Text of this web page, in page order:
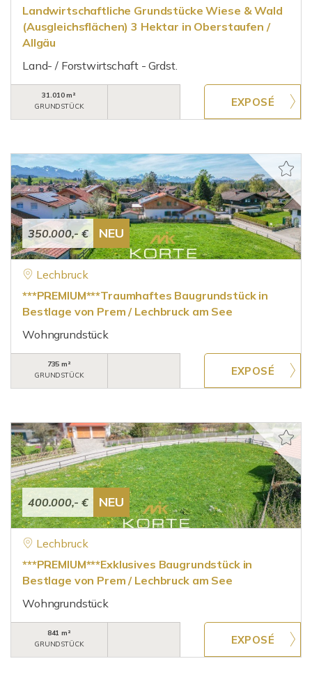
Landwirtschaftliche Grundstücke Wiese & Wald
(Ausgleichsflächen) 3 Hektar in Oberstaufen /
Allgäu
Land- / Forstwirtschaft - Grdst.
31.010 m²
GRUNDSTÜCK
350.000,- € NEU
Lechbruck
***PREMIUM***Traumhaftes Baugrundstück in
Bestlage von Prem / Lechbruck am See
Wohngrundstück
735 m²
GRUNDSTÜCK
400.000,- € NEU
Lechbruck
***PREMIUM***Exklusives Baugrundstück in
Bestlage von Prem / Lechbruck am See
Wohngrundstück
841 m²
GRUNDSTÜCK